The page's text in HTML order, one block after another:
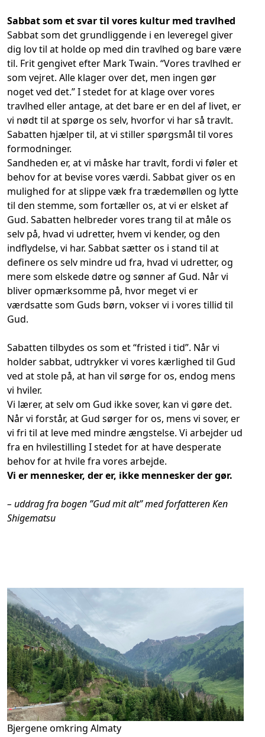
Sabbat som et svar til vores kultur med travlhed
Sabbat som det grundliggende i en leveregel giver
dig lov til at holde op med din travlhed og bare være
til. Frit gengivet efter Mark Twain. “Vores travlhed er
som vejret. Alle klager over det, men ingen gør
noget ved det.” I stedet for at klage over vores
travlhed eller antage, at det bare er en del af livet, er
vi nødt til at spørge os selv, hvorfor vi har så travlt.
Sabatten hjælper til, at vi stiller spørgsmål til vores
formodninger.
Sandheden er, at vi måske har travlt, fordi vi føler et
behov for at bevise vores værdi. Sabbat giver os en
mulighed for at slippe væk fra trædemøllen og lytte
til den stemme, som fortæller os, at vi er elsket af
Gud. Sabatten helbreder vores trang til at måle os
selv på, hvad vi udretter, hvem vi kender, og den
indflydelse, vi har. Sabbat sætter os i stand til at
definere os selv mindre ud fra, hvad vi udretter, og
mere som elskede døtre og sønner af Gud. Når vi
bliver opmærksomme på, hvor meget vi er
værdsatte som Guds børn, vokser vi i vores tillid til
Gud.
Sabatten tilbydes os som et “fristed i tid”. Når vi
holder sabbat, udtrykker vi vores kærlighed til Gud
ved at stole på, at han vil sørge for os, endog mens
vi hviler.
Vi lærer, at selv om Gud ikke sover, kan vi gøre det.
Når vi forstår, at Gud sørger for os, mens vi sover, er
vi fri til at leve med mindre ængstelse. Vi arbejder ud
fra en hvilestilling I stedet for at have desperate
behov for at hvile fra vores arbejde.
Vi er mennesker, der er, ikke mennesker der gør.
– uddrag fra bogen ”Gud mit alt” med forfatteren Ken
Shigematsu
Bjergene omkring Almaty